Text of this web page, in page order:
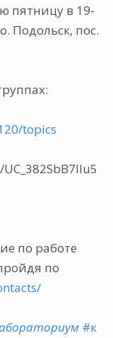
пятницу в 19-
Подольск, пос.
topics
по работе
по
#к